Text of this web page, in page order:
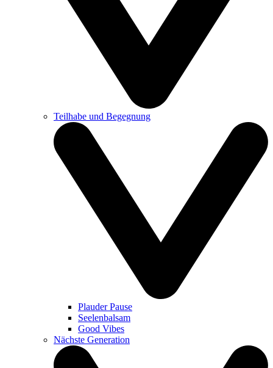
Teilhabe und Begegnung
Plauder Pause
Seelenbalsam
Good Vibes
Nächste Generation